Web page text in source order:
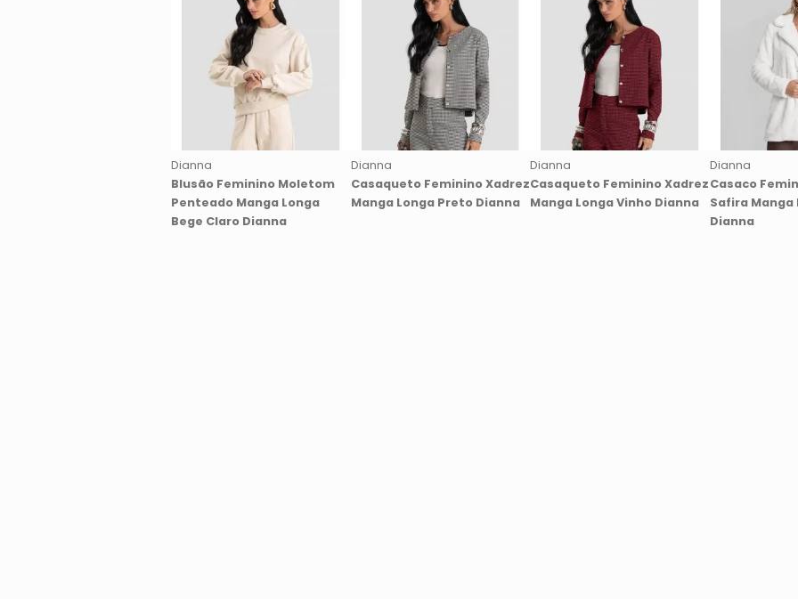
Dianna
Blusão Feminino Moletom
Penteado Manga Longa
Bege Claro Dianna
Dianna
Casaqueto Feminino Xadrez
Manga Longa Preto Dianna
Dianna
Casaqueto Feminino Xadrez
Manga Longa Vinho Dianna
Dianna
Casaco
Safira Manga
Dianna